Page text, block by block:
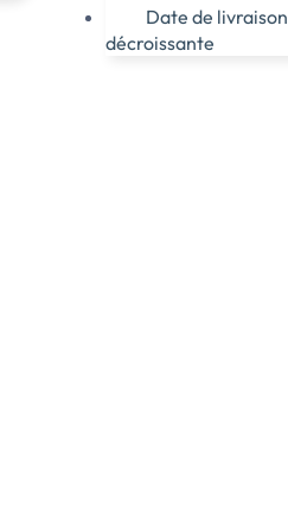
5 pièces et +
Date de livraison
décroissante